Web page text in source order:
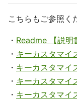
こちらもご参照く
・ Readme 【説明
・ キーカスタマイ
・ キーカスタマイ
・ キーカスタマイ
・ キーカスタマイ